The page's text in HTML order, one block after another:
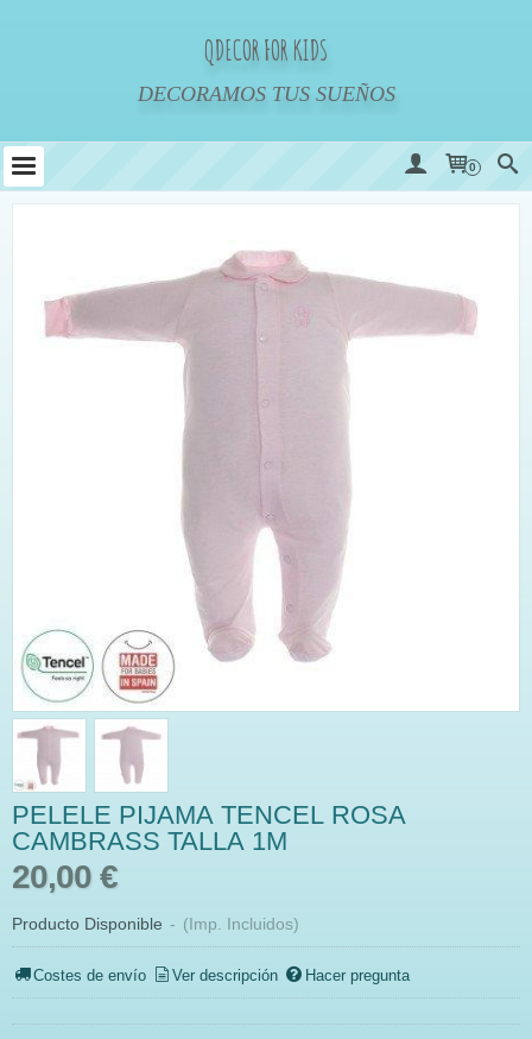
QDECOR FOR KIDS
DECORAMOS TUS SUEÑOS
0
PELELE PIJAMA TENCEL ROSA
CAMBRASS TALLA 1M
20,00 €
Producto Disponible - (Imp. Incluidos)
Costes de envío Ver descripción Hacer pregunta